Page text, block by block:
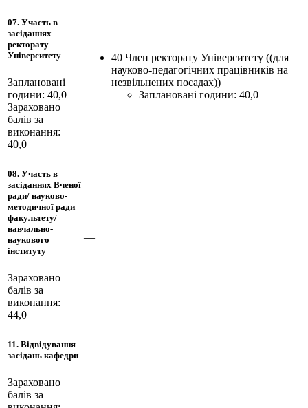
07. Участь в
засіданнях
ректорату
Університету
Заплановані
години: 40,0
Зараховано
балів за
виконання:
40,0
40 Член ректорату Університету ((для
науково-педагогічних працівників на
незвільнених посадах))
Заплановані години: 40,0
08. Участь в
засіданнях Вченої
ради/ науково-
методичної ради
факультету/
навчально-
наукового
інституту
Зараховано
балів за
виконання:
44,0
—
11. Відвідування
засідань кафедри
Зараховано
балів за
—